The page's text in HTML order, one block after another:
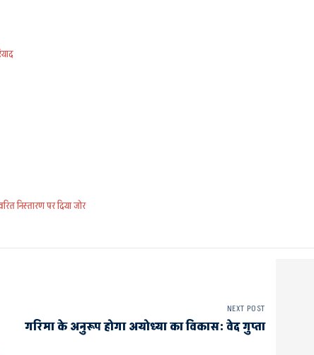
निस्तारण पर दिया जोर
NEXT POST
गरिमा के अनुरूप होगा अयोध्या का विकास: वेद गुप्ता